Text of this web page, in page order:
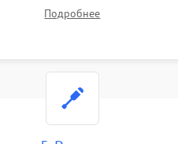
ответит на все ваши
Подробнее